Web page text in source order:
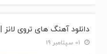
دانلود آهنگ های تروی لانز | Tory Lanez